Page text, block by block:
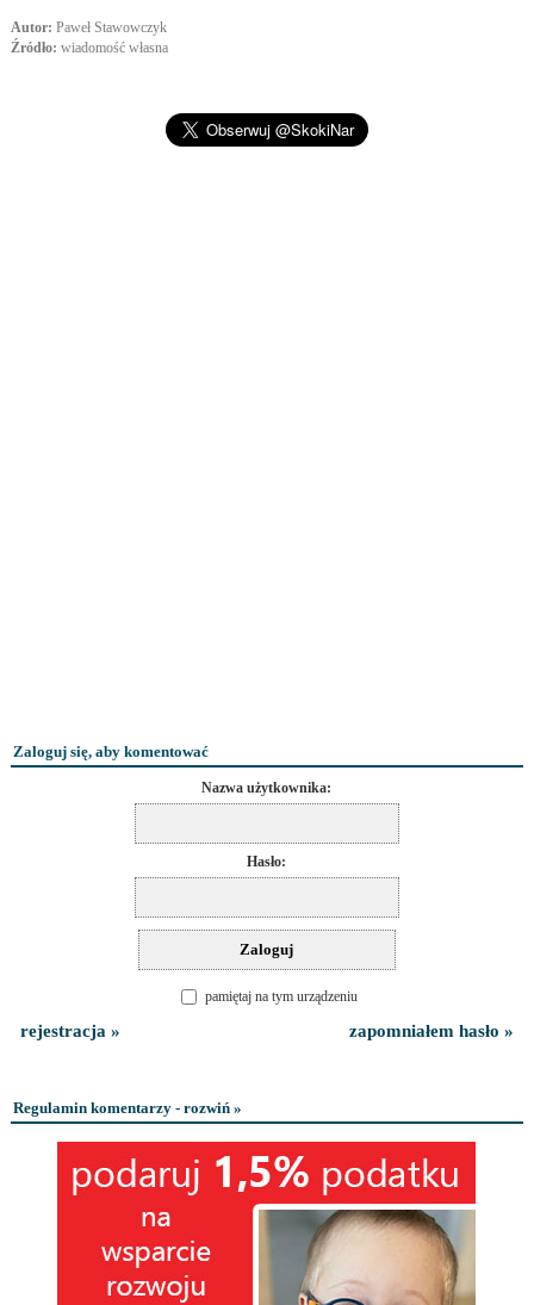
Autor: Paweł Stawowczyk
Źródło: wiadomość własna
Zaloguj się, aby komentować
Nazwa użytkownika:
Hasło:
pamiętaj na tym urządzeniu
rejestracja » zapomniałem hasło »
Regulamin komentarzy - rozwiń »